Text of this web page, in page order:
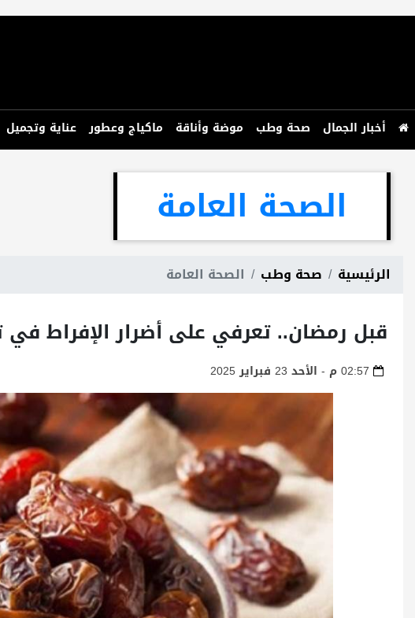
أخبار الجمال صحة وطب موضة وأناقة ماكياج وعطور عناية وتجميل
الصحة العامة
الرئيسية صحة وطب الصحة العامة
قبل رمضان.. تعرفي على أضرار الإفراط في